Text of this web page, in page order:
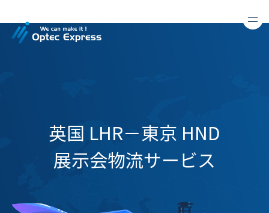
英国 LHR－東京 HND
展示会物流サービス